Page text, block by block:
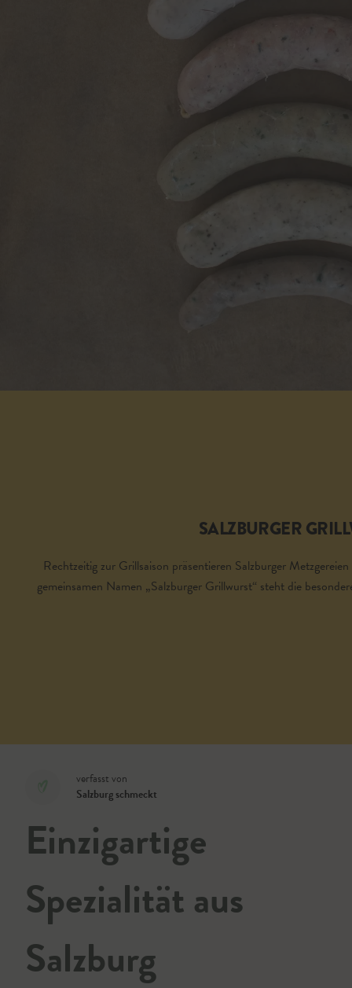
SALZBURGER
Rechtzeitig zur Grillsaison präsentieren Salzburger
gemeinsamen Namen „Salzburger Grillwurst“ steht die
verfasst von
Salzburg schmeckt
Einzigartige
Spezialität aus
Salzburg